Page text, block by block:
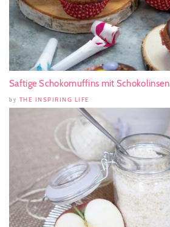
Saftige Schokomuffins mit Schokolinsen
by THE INSPIRING LIFE